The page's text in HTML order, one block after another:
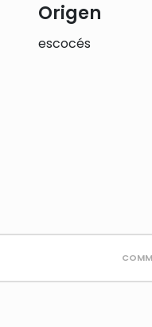
Origen
escocés